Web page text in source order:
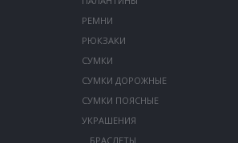
РЕМНИ
РЮКЗАКИ
СУМКИ
СУМКИ ДОРОЖНЫЕ
СУМКИ ПОЯСНЫЕ
УКРАШЕНИЯ
БРАСЛЕТЫ